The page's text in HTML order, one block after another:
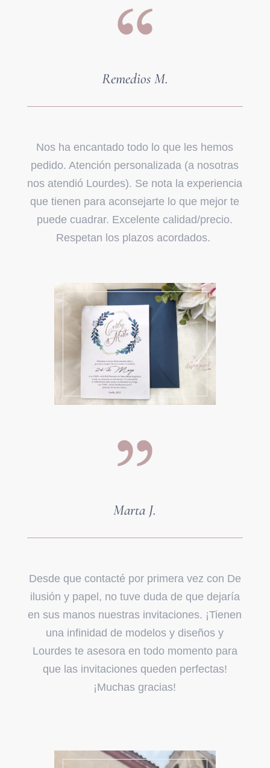
Remedios M.
Nos ha encantado todo lo que les hemos
pedido. Atención personalizada (a nosotras
nos atendió Lourdes). Se nota la experiencia
que tienen para aconsejarte lo que mejor te
puede cuadrar. Excelente calidad/precio.
Respetan los plazos acordados.
Marta J.
Desde que contacté por primera vez con De
ilusión y papel, no tuve duda de que dejaría
en sus manos nuestras invitaciones. ¡Tienen
una infinidad de modelos y diseños y
Lourdes te asesora en todo momento para
que las invitaciones queden perfectas!
¡Muchas gracias!